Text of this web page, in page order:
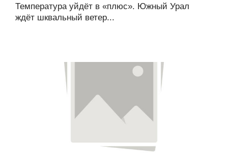
Температура уйдёт в «плюс». Южный Урал
ждёт шквальный ветер...